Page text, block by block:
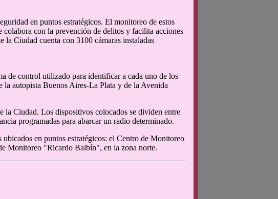
en puntos estratégicos. El monitoreo de estos
colabora con la prevención de delitos y facilita acciones
Ciudad cuenta con 3100 cámaras instaladas
de control utilizado para identificar a cada uno de los
autopista Buenos Aires-La Plata y de la Avenida
la Ciudad. Los dispositivos colocados se dividen entre
programadas para abarcar un radio determinado.
en puntos estratégicos: el Centro de Monitoreo
Monitoreo "Ricardo Balbín", en la zona norte.